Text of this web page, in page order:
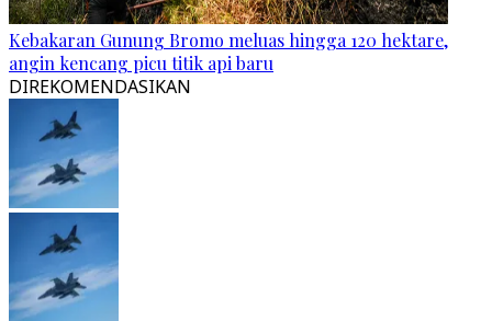
Kebakaran Gunung Bromo meluas hingga 120 hektare,
angin kencang picu titik api baru
DIREKOMENDASIKAN